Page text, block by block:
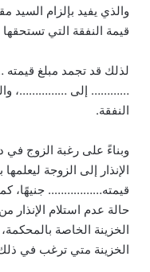
والذي يفيد بإلزام
قيمة النفقة التي
لذلك قد تجمد مبلغ
………… إلى ……………، والتي
النفقة.
وبناءً على رغبة الزوج في
الإنذار إلى الزوجة
قيمته…………….. جنيهًا،
حالة عدم استلام الإنذار
الخزينة الخاصة
الخزينة متي ترغب في